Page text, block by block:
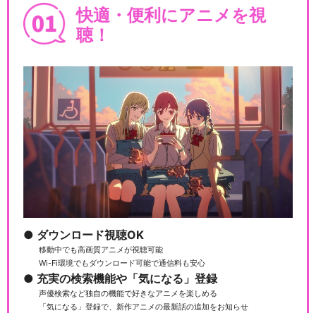
快適・便利にアニメを視
聴！
ダウンロード視聴OK
移動中でも高画質アニメが視聴可能
Wi-Fi環境でもダウンロード可能で通信料も安心
充実の検索機能や「気になる」登録
声優検索など独自の機能で好きなアニメを楽しめる
「気になる」登録で、新作アニメの最新話の追加をお知らせ